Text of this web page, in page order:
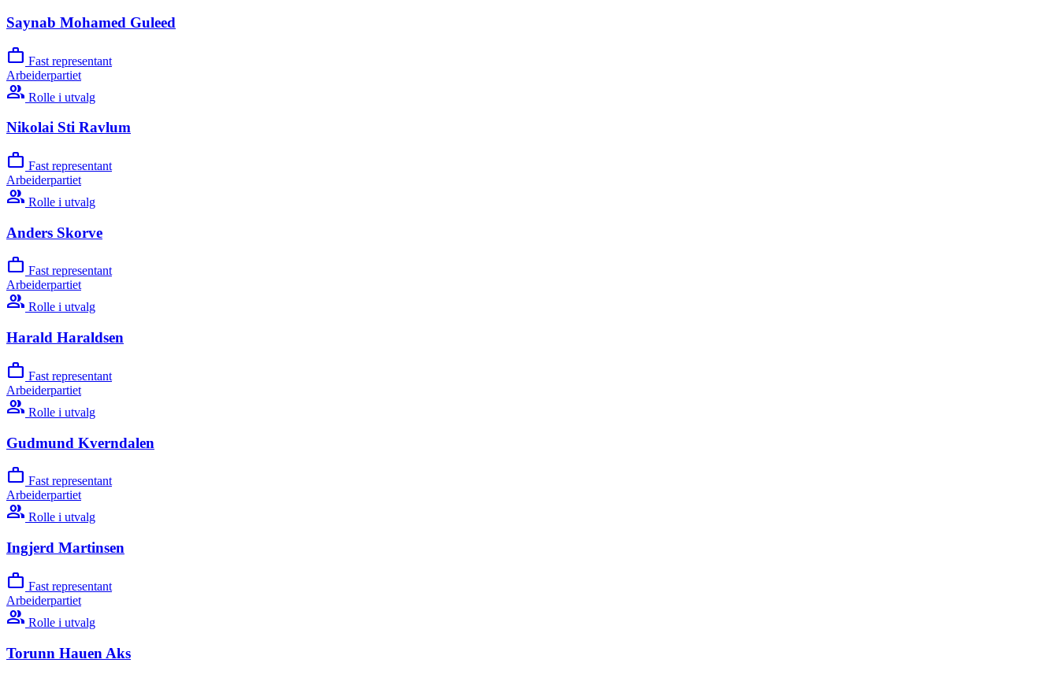
Saynab Mohamed Guleed
work Fast representant
Arbeiderpartiet
group Rolle i utvalg
Nikolai Sti Ravlum
work Fast representant
Arbeiderpartiet
group Rolle i utvalg
Anders Skorve
work Fast representant
Arbeiderpartiet
group Rolle i utvalg
Harald Haraldsen
work Fast representant
Arbeiderpartiet
group Rolle i utvalg
Gudmund Kverndalen
work Fast representant
Arbeiderpartiet
group Rolle i utvalg
Ingjerd Martinsen
work Fast representant
Arbeiderpartiet
group Rolle i utvalg
Torunn Hauen Aks